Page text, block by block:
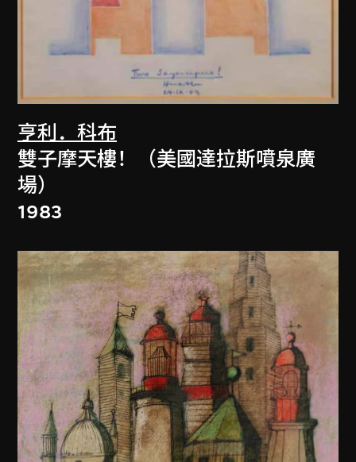
亨利．科布
雙子摩天樓！（美國達拉斯噴泉廣
場）
1983